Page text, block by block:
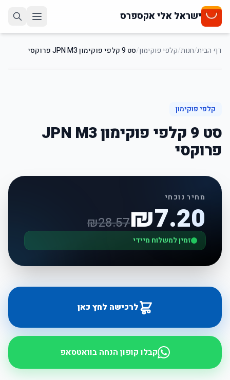
ישראל אלי אקספרס
דף הבית/חנות/קלפי פוקימון/סט 9 קלפי פוקימון JPN M3 פרוקסי
קלפי פוקימון
סט 9 קלפי פוקימון JPN M3
פרוקסי
מחיר נוכחי
₪7.20
₪28.57
זמין למשלוח מיידי
לרכישה לחץ כאן
קבלו קופון הנחה בוואטסאפ